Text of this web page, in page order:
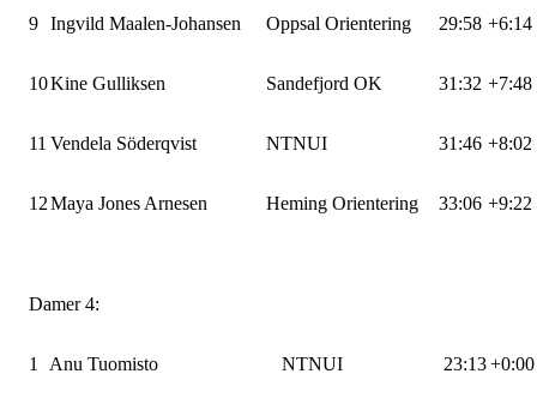
9 Ingvild Maalen-Johansen Oppsal Orientering 29:58 +6:14
10Kine Gulliksen Sandefjord OK 31:32 +7:48
11 Vendela Söderqvist NTNUI 31:46 +8:02
12Maya Jones Arnesen Heming Orientering 33:06 +9:22
Damer 4:
1 Anu Tuomisto NTNUI 23:13+0:00